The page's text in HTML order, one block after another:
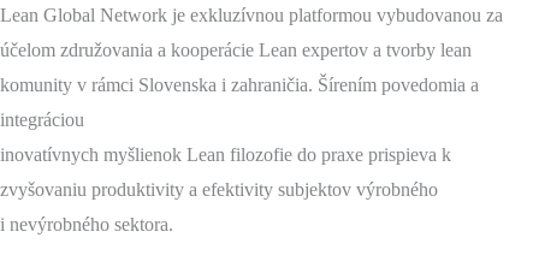
Lean Global Network je exkluzívnou platformou vybudovanou za
účelom združovania a kooperácie Lean expertov a tvorby lean
komunity v rámci Slovenska i zahraničia. Šírením povedomia a
integráciou
inovatívnych myšlienok Lean filozofie do praxe prispieva k
zvyšovaniu produktivity a efektivity subjektov výrobného
i nevýrobného sektora.